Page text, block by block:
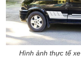
Hình ảnh thực tế